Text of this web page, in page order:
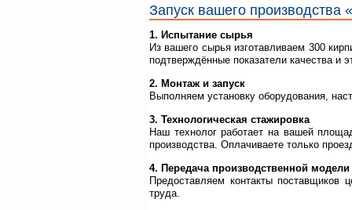
Запуск вашего производства
1. Испытание сырья
Из вашего сырья изготавливаем 300
подтверждённые показатели качества и
2. Монтаж и запуск
Выполняем установку оборудования,
3. Технологическая стажировка
Наш технолог работает на вашей
производства. Оплачиваете только
4. Передача производственной модели
Предоставляем контакты
труда.